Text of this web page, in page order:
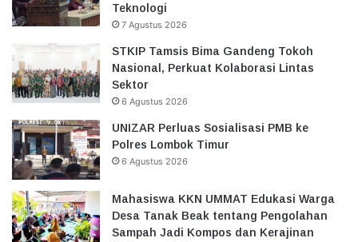
Teknologi
7 Agustus 2026
STKIP Tamsis Bima Gandeng Tokoh
Nasional, Perkuat Kolaborasi Lintas
Sektor
6 Agustus 2026
UNIZAR Perluas Sosialisasi PMB ke
Polres Lombok Timur
6 Agustus 2026
Mahasiswa KKN UMMAT Edukasi Warga
Desa Tanak Beak tentang Pengolahan
Sampah Jadi Kompos dan Kerajinan